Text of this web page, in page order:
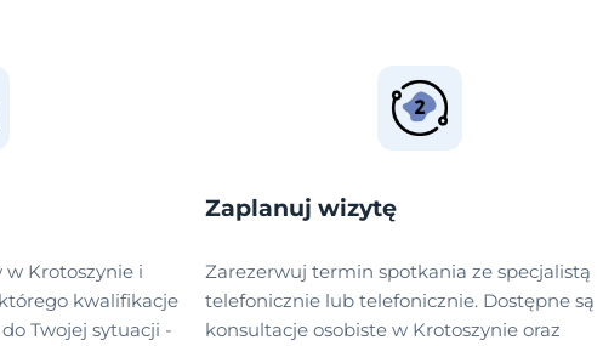
w Krotoszynie i
kwalifikacje
Twojej sytuacji -
Zaplanuj wizytę
Zarezerwuj termin spotkania ze specjalistą
telefonicznie lub telefonicznie. Dostępne są
konsultacje osobiste w Krotoszynie oraz